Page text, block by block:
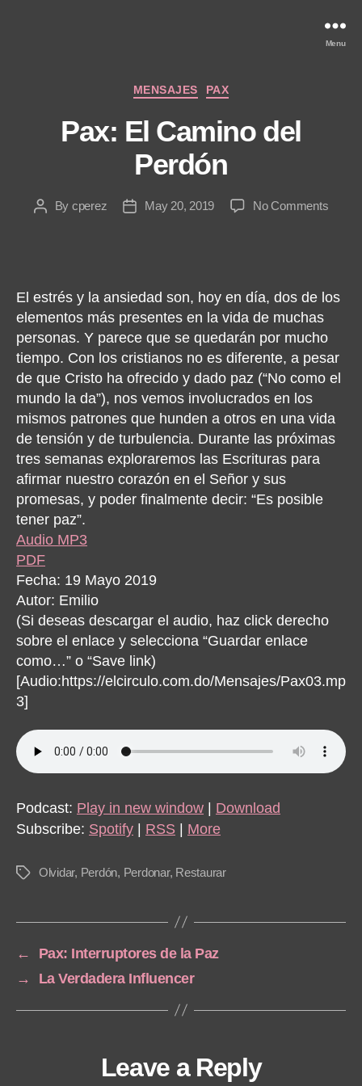
Menu
Categories
MENSAJES PAX
Pax: El Camino del
Perdón
PostBy cperez
PostMay 20, 2019 No Commentson
El estrés y la ansiedad son, hoy en día, dos de los
elementos más presentes en la vida de muchas
personas. Y parece que se quedarán por mucho
tiempo. Con los cristianos no es diferente, a pesar
de que Cristo ha ofrecido y dado paz (“No como el
mundo la da”), nos vemos involucrados en los
mismos patrones que hunden a otros en una vida
de tensión y de turbulencia. Durante las próximas
tres semanas exploraremos las Escrituras para
afirmar nuestro corazón en el Señor y sus
promesas, y poder finalmente decir: “Es posible
tener paz”.
Audio MP3
PDF
Fecha: 19 Mayo 2019
Autor: Emilio
(Si deseas descargar el audio, haz click derecho
sobre el enlace y selecciona “Guardar enlace
como…” o “Save link)
[Audio:https://elcirculo.com.do/Mensajes/Pax03.mp
3]
Podcast: Play in new window | Download
Subscribe: Spotify | RSS | More
TagsOlvidar, Perdón, Perdonar, Restaurar
←
Pax: Interruptores de la Paz
→
La Verdadera Influencer
Leave a Reply